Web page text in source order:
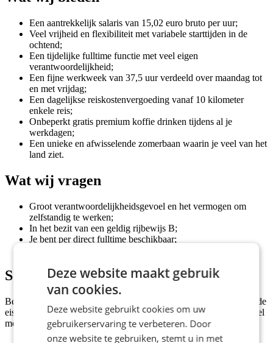
Een aantrekkelijk salaris van 15,02 euro bruto per uur;
Veel vrijheid en flexibiliteit met variabele starttijden in de
ochtend;
Een tijdelijke fulltime functie met veel eigen
verantwoordelijkheid;
Een fijne werkweek van 37,5 uur verdeeld over maandag tot
en met vrijdag;
Een dagelijkse reiskostenvergoeding vanaf 10 kilometer
enkele reis;
Onbeperkt gratis premium koffie drinken tijdens al je
werkdagen;
Een unieke en afwisselende zomerbaan waarin je veel van het
land ziet.
Wat wij vragen
Groot verantwoordelijkheidsgevoel en het vermogen om
zelfstandig te werken;
In het bezit van een geldig rijbewijs B;
Je bent per direct fulltime beschikbaar;
Solliciteren
Ben jij de perfecte kandidaat voor deze vacature en voldoe je aan de
eisen? Klik dan op de knop 'Solliciteer direct!' en we nemen zo snel
mogelijk contact met je op!
Deze website maakt gebruik
van cookies.
Deze website gebruikt cookies om uw
gebruikerservaring te verbeteren. Door
onze website te gebruiken, stemt u in met